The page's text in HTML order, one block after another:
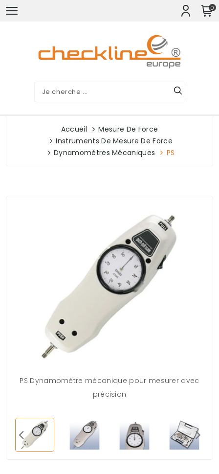
0
Accueil
Mesure De Force
Instruments De Mesure De Force
Dynamomètres Mécaniques
PS
PS Dynamomètre mécanique pour mesurer avec
précision